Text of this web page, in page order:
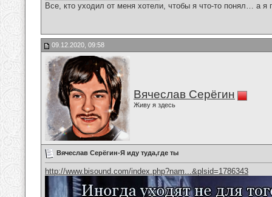
Все, кто уходил от меня хотели, чтобы я что-то понял… а
09.12.2020, 09:58
Вячеслав Серёгин
Живу я здесь
Вячеслав Серёгин-Я иду туда,где ты
http://www.bisound.com/index.php?nam...&plsid=1786343